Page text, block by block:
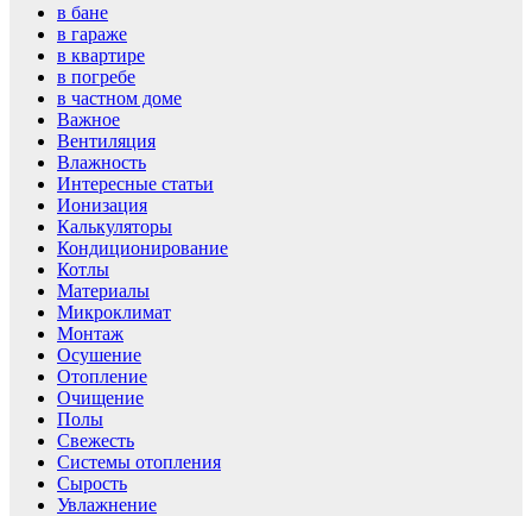
в бане
в гараже
в квартире
в погребе
в частном доме
Важное
Вентиляция
Влажность
Интересные статьи
Ионизация
Калькуляторы
Кондиционирование
Котлы
Материалы
Микроклимат
Монтаж
Осушение
Отопление
Очищение
Полы
Свежесть
Системы отопления
Сырость
Увлажнение